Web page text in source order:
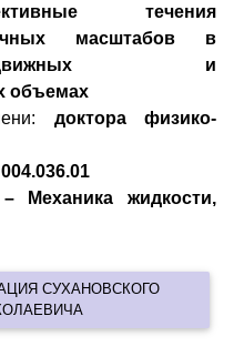
течения
масштабов в
и
объемах
доктора физико-
– Механика жидкости,
СУХАНОВСКОГО